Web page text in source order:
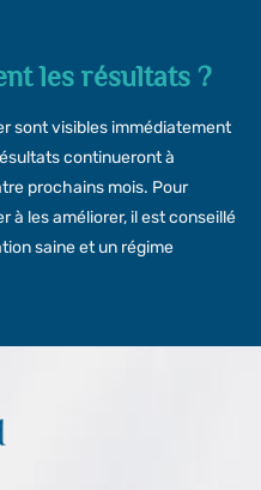
les résultats ?
sont visibles immédiatement
continueront à
prochains mois. Pour
à les améliorer, il est conseillé
saine et un régime